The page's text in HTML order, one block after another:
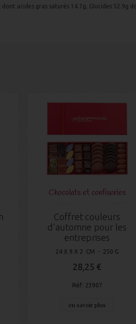
dont acides gras saturés 14.7g, Glucides 52.9g
Chocolats et confiseries
Coffret couleurs
d'automne pour les
entreprises
24 X 9 X 2 CM - 250 G
28,25 €
Réf: 23907
en savoir plus